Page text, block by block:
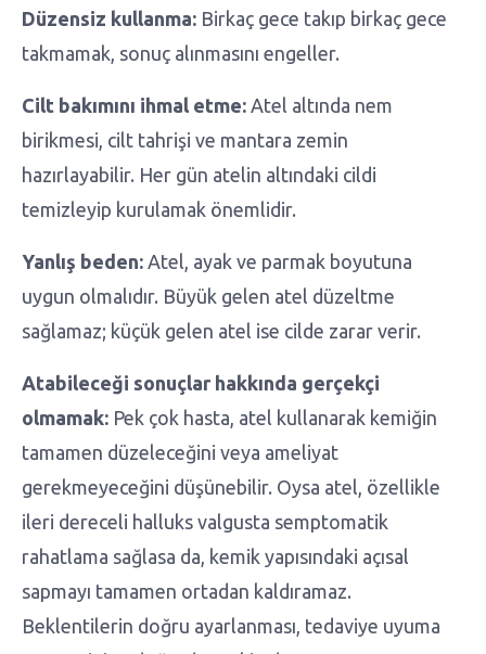
Düzensiz kullanma: Birkaç gece takıp birkaç gece
takmamak, sonuç alınmasını engeller.
Cilt bakımını ihmal etme: Atel altında nem
birikmesi, cilt tahrişi ve mantara zemin
hazırlayabilir. Her gün atelin altındaki cildi
temizleyip kurulamak önemlidir.
Yanlış beden: Atel, ayak ve parmak boyutuna
uygun olmalıdır. Büyük gelen atel düzeltme
sağlamaz; küçük gelen atel ise cilde zarar verir.
Atabileceği sonuçlar hakkında gerçekçi
olmamak: Pek çok hasta, atel kullanarak kemiğin
tamamen düzeleceğini veya ameliyat
gerekmeyeceğini düşünebilir. Oysa atel, özellikle
ileri dereceli halluks valgusta semptomatik
rahatlama sağlasa da, kemik yapısındaki açısal
sapmayı tamamen ortadan kaldıramaz.
Beklentilerin doğru ayarlanması, tedaviye uyuma